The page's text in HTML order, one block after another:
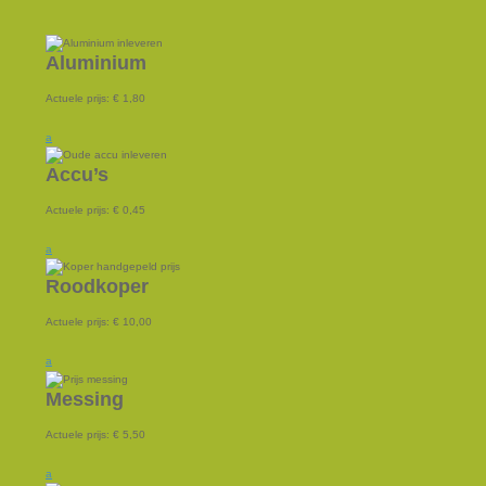
Aluminium
Actuele prijs: € 1,80
a
Accu’s
Actuele prijs: € 0,45
a
Roodkoper
Actuele prijs: € 10,00
a
Messing
Actuele prijs: € 5,50
a